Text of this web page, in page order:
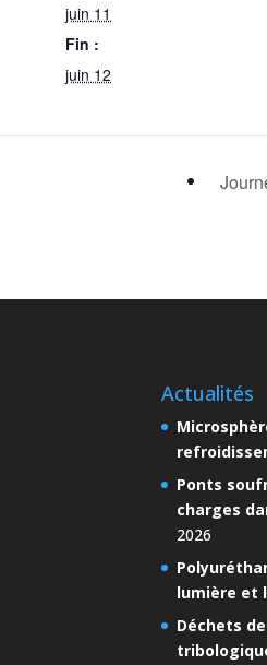
juin 11
Fin :
juin 12
Actualités
Ponts
charges
2026
lumière et
Déchets